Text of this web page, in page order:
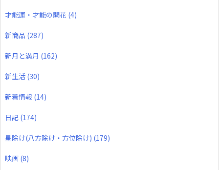
才能運・才能の開花 (4)
新商品 (287)
新月と満月 (162)
新生活 (30)
新着情報 (14)
日記 (174)
星除け(八方除け・方位除け) (179)
映画 (8)